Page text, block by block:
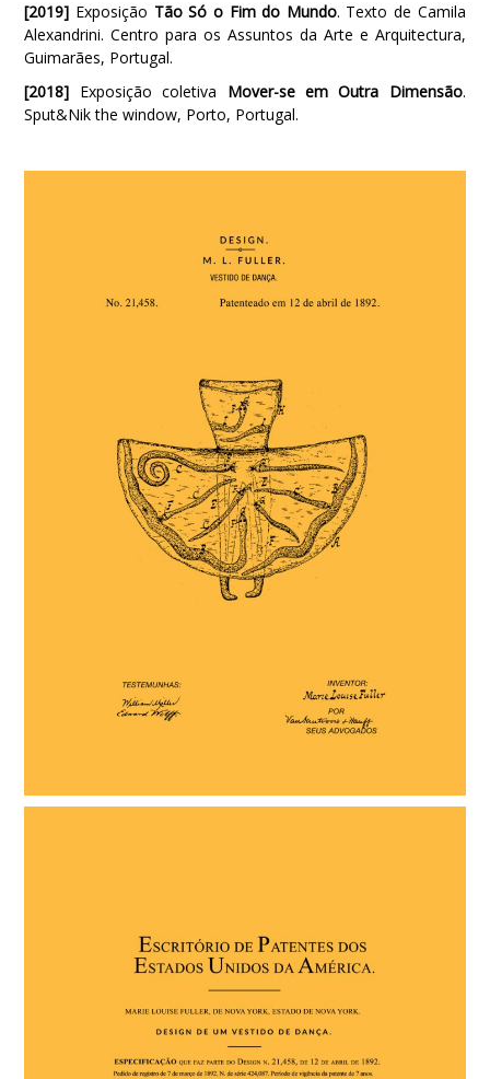
[2019] Exposição Tão Só o Fim do Mundo. Texto de Camila
Alexandrini. Centro para os Assuntos da Arte e Arquitectura,
Guimarães, Portugal.
[2018] Exposição coletiva Mover-se em Outra Dimensão.
Sput&Nik the window, Porto, Portugal.